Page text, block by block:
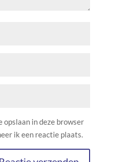
opslaan in deze browser
ik een reactie plaats.